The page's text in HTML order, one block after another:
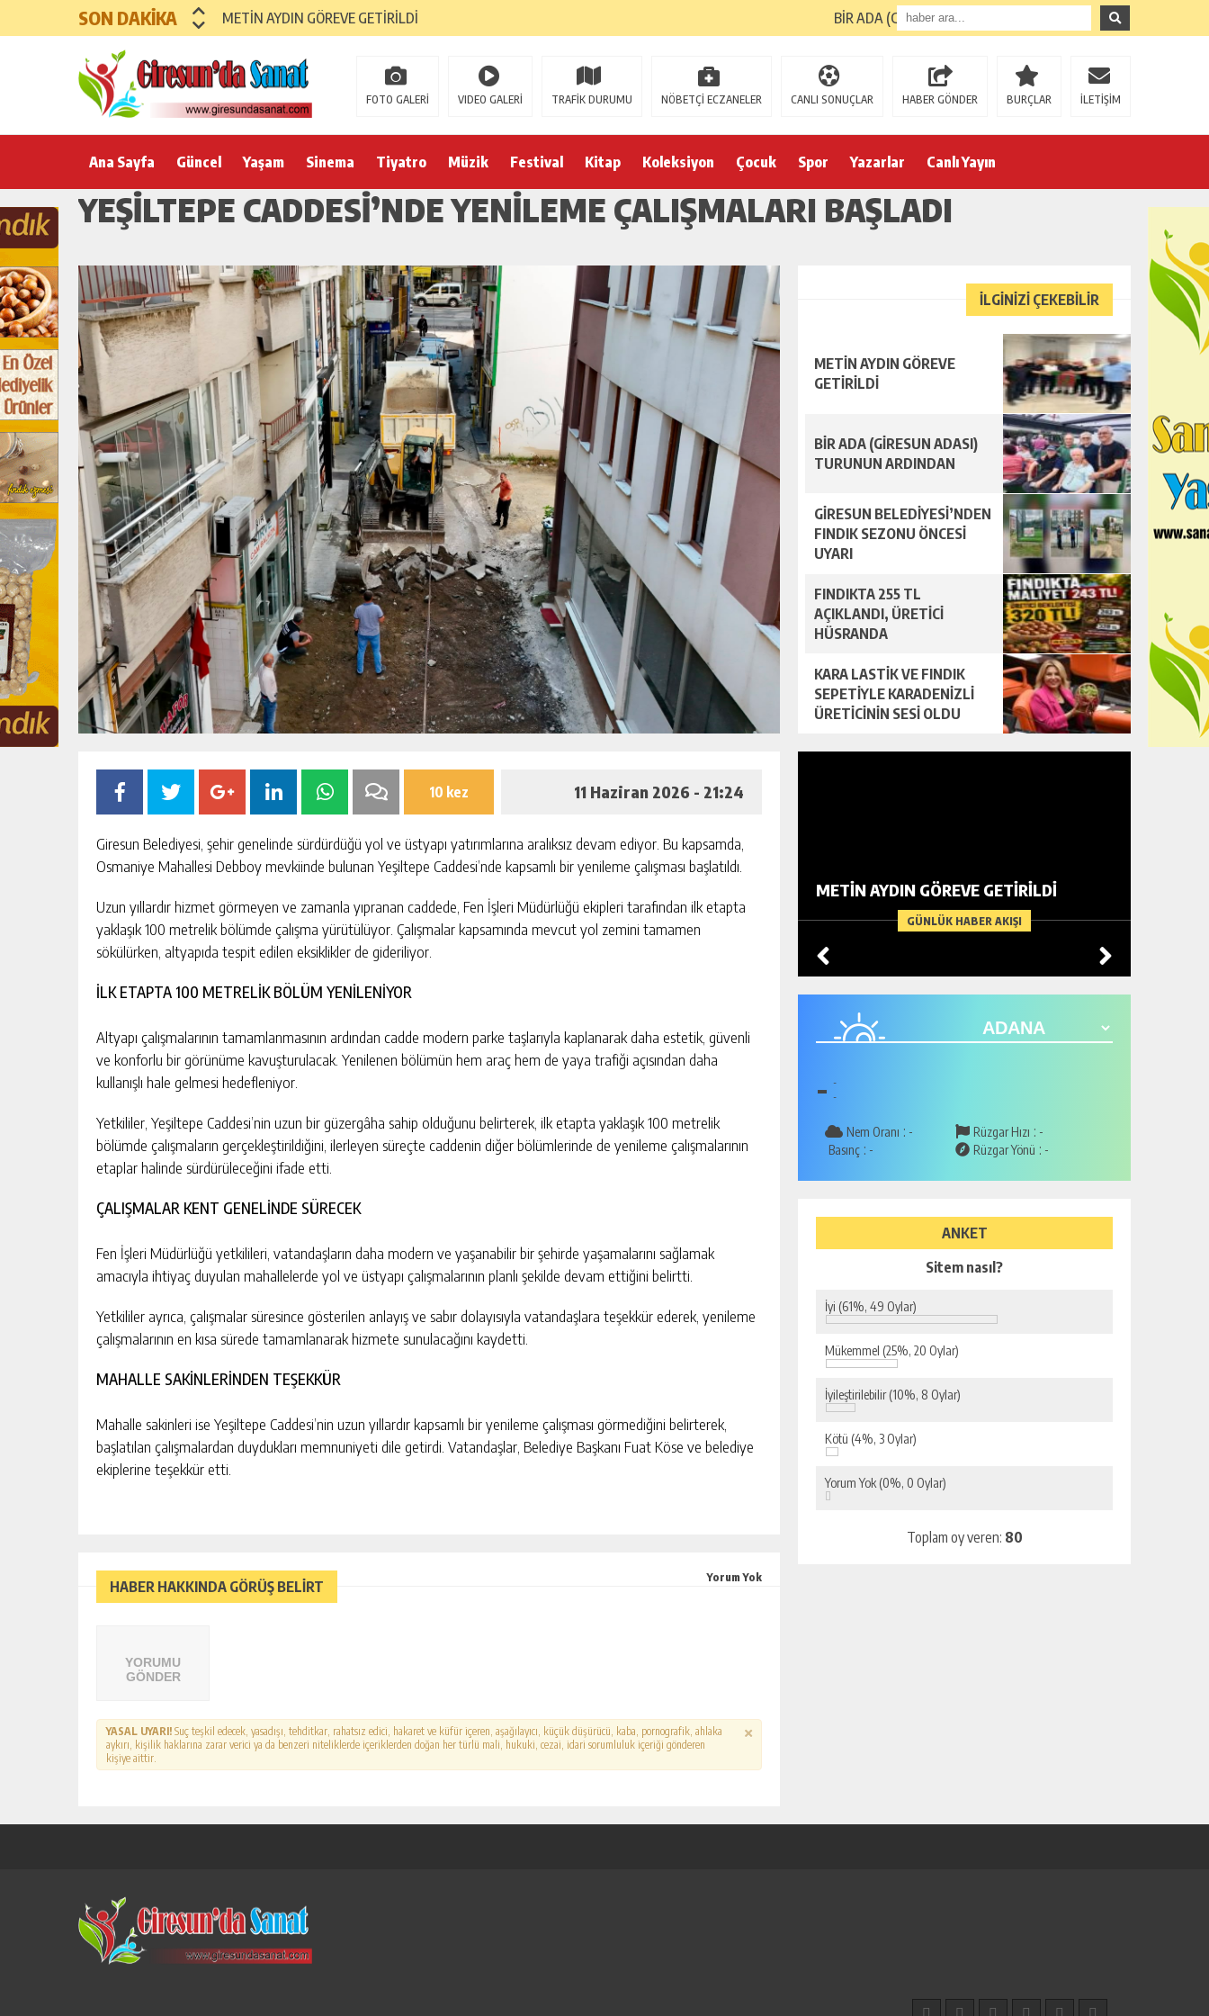
SON DAKİKA METİN AYDIN GÖREVE GETİRİLDİ BİR ADA (GİRESUN ADASI) TURUNUN ARDINDAN
FOTO GALERİ VIDEO GALERİ TRAFİK DURUMU NÖBETÇİ ECZANELER CANLI SONUÇLAR HABER GÖNDER BURÇLAR İLETİŞİM
Ana Sayfa Güncel Yaşam Sinema Tiyatro Müzik Festival Kitap Koleksiyon Çocuk Spor Yazarlar Canlı Yayın
YEŞİLTEPE CADDESİ’NDE YENİLEME ÇALIŞMALARI BAŞLADI
10 kez 11 Haziran 2026 - 21:24
Giresun Belediyesi, şehir genelinde sürdürdüğü yol ve üstyapı yatırımlarına aralıksız devam ediyor. Bu kapsamda,
Osmaniye Mahallesi Debboy mevkiinde bulunan Yeşiltepe Caddesi’nde kapsamlı bir yenileme çalışması başlatıldı.
Uzun yıllardır hizmet görmeyen ve zamanla yıpranan caddede, Fen İşleri Müdürlüğü ekipleri tarafından ilk etapta
yaklaşık 100 metrelik bölümde çalışma yürütülüyor. Çalışmalar kapsamında mevcut yol zemini tamamen
sökülürken, altyapıda tespit edilen eksiklikler de gideriliyor.
İLK ETAPTA 100 METRELİK BÖLÜM YENİLENİYOR
Altyapı çalışmalarının tamamlanmasının ardından cadde modern parke taşlarıyla kaplanarak daha estetik, güvenli
ve konforlu bir görünüme kavuşturulacak. Yenilenen bölümün hem araç hem de yaya trafiği açısından daha
kullanışlı hale gelmesi hedefleniyor.
Yetkililer, Yeşiltepe Caddesi’nin uzun bir güzergâha sahip olduğunu belirterek, ilk etapta yaklaşık 100 metrelik
bölümde çalışmaların gerçekleştirildiğini, ilerleyen süreçte caddenin diğer bölümlerinde de yenileme çalışmalarının
etaplar halinde sürdürüleceğini ifade etti.
ÇALIŞMALAR KENT GENELİNDE SÜRECEK
Fen İşleri Müdürlüğü yetkilileri, vatandaşların daha modern ve yaşanabilir bir şehirde yaşamalarını sağlamak
amacıyla ihtiyaç duyulan mahallelerde yol ve üstyapı çalışmalarının planlı şekilde devam ettiğini belirtti.
Yetkililer ayrıca, çalışmalar süresince gösterilen anlayış ve sabır dolayısıyla vatandaşlara teşekkür ederek, yenileme
çalışmalarının en kısa sürede tamamlanarak hizmete sunulacağını kaydetti.
MAHALLE SAKİNLERİNDEN TEŞEKKÜR
Mahalle sakinleri ise Yeşiltepe Caddesi’nin uzun yıllardır kapsamlı bir yenileme çalışması görmediğini belirterek,
başlatılan çalışmalardan duydukları memnuniyeti dile getirdi. Vatandaşlar, Belediye Başkanı Fuat Köse ve belediye
ekiplerine teşekkür etti.
HABER HAKKINDA GÖRÜŞ BELİRT
Yorum Yok
YORUMU
GÖNDER
YASAL UYARI! Suç teşkil edecek, yasadışı, tehditkar, rahatsız edici, hakaret ve küfür içeren, aşağılayıcı, küçük düşürücü, kaba, pornografik, ahlaka
aykırı, kişilik haklarına zarar verici ya da benzeri niteliklerde içeriklerden doğan her türlü mali, hukuki, cezai, idari sorumluluk içeriği gönderen
kişiye aittir.
İLGİNİZİ ÇEKEBİLİR
METİN AYDIN GÖREVE
GETİRİLDİ
BİR ADA (GİRESUN ADASI)
TURUNUN ARDINDAN
GİRESUN BELEDİYESİ’NDEN
FINDIK SEZONU ÖNCESİ
UYARI
FINDIKTA 255 TL
AÇIKLANDI, ÜRETİCİ
HÜSRANDA
KARA LASTİK VE FINDIK
SEPETİYLE KARADENİZLİ
ÜRETİCİNİN SESİ OLDU
GÜNLÜK HABER AKIŞI
METİN AYDIN GÖREVE GETİRİLDİ
- -
-
Nem Oranı : -
Basınç : -
Rüzgar Hızı : -
Rüzgar Yönü : -
ANKET
Sitem nasıl?
İyi (61%, 49 Oylar)
Mükemmel (25%, 20 Oylar)
İyileştirilebilir(10%, 8 Oylar)
Kötü (4%, 3 Oylar)
Yorum Yok (0%, 0 Oylar)
Toplam oy veren: 80